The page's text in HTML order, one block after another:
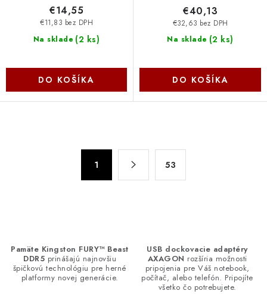
Na sklade (2 ks)
€11,83 bez DPH
€14,55
DO KOŠÍKA
Na sklade (2 ks)
€32,63 bez DPH
€40,13
DO KOŠÍKA
e
v
1 53
Pamäte Kingston FURY™ Beast
DDR5 prinášajú najnovšiu
špičkovú technológiu pre herné
platformy novej generácie.
USB dockovacie adaptéry
AXAGON rozšíria možnosti
pripojenia pre Váš notebook,
počítač, alebo telefón. Pripojíte
všetko čo potrebujete.